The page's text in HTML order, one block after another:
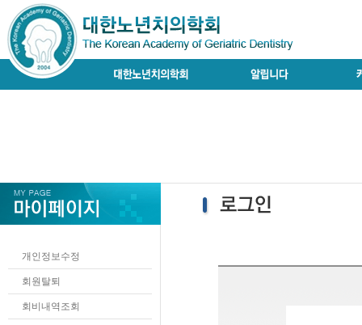
개인정보수정
회원탈퇴
회비내역조회